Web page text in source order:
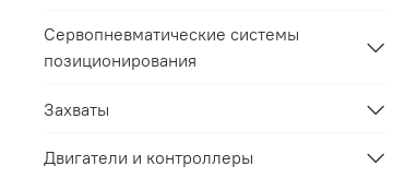
Сервопневматические системы
позиционирования
Захваты
Двигатели и контроллеры